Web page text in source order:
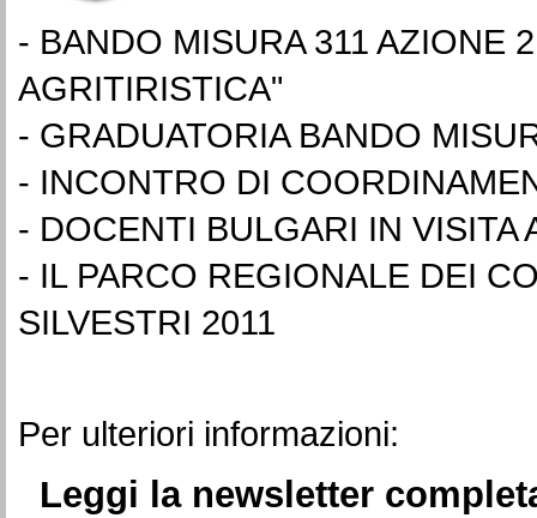
- BANDO MISURA 311 AZIONE
AGRITIRISTICA"
- GRADUATORIA BANDO
- INCONTRO DI
- DOCENTI BULGARI IN VISITA
- IL PARCO REGIONALE DEI
SILVESTRI 2011
Per ulteriori informazioni:
Leggi la newsletter